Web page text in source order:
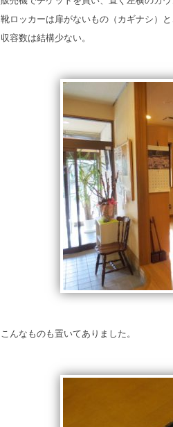
靴ロッカーは扉がないもの（カギナシ）
収容数は結構少ない。
こんなものも置いてありました。